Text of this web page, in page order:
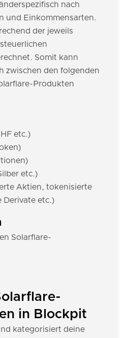
nach
und Einkommensarten.
der jeweils
Somit kann
zwischen den folgenden
Produkten
etc.)
etc.)
Aktien, tokenisierte
Derivate etc.)
Solarflare-
in Blockpit
kategorisiert deine